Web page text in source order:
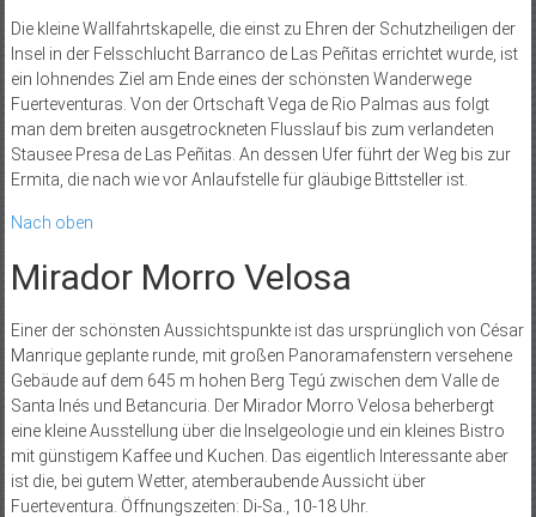
Die kleine Wallfahrtskapelle, die einst zu Ehren der Schutzheiligen der
Insel in der Felsschlucht Barranco de Las Peñitas errichtet wurde, ist
ein lohnendes Ziel am Ende eines der schönsten Wanderwege
Fuerteventuras. Von der Ortschaft Vega de Rio Palmas aus folgt
man dem breiten ausgetrockneten Flusslauf bis zum verlandeten
Stausee Presa de Las Peñitas. An dessen Ufer führt der Weg bis zur
Ermita, die nach wie vor Anlaufstelle für gläubige Bittsteller ist.
Nach oben
Mirador Morro Velosa
Einer der schönsten Aussichtspunkte ist das ursprünglich von César
Manrique geplante runde, mit großen Panoramafenstern versehene
Gebäude auf dem 645 m hohen Berg Tegú zwischen dem Valle de
Santa Inés und Betancuria. Der Mirador Morro Velosa beherbergt
eine kleine Ausstellung über die Inselgeologie und ein kleines Bistro
mit günstigem Kaffee und Kuchen. Das eigentlich Interessante aber
ist die, bei gutem Wetter, atemberaubende Aussicht über
Fuerteventura. Öffnungszeiten: Di-Sa., 10-18 Uhr.